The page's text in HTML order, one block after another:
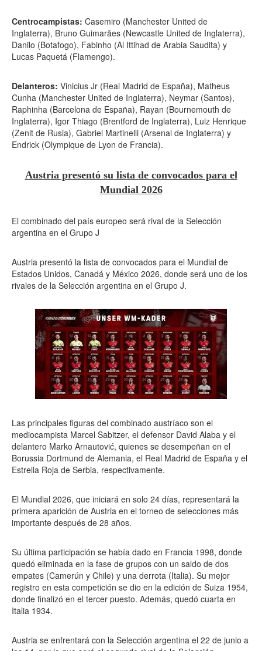
Centrocampistas: Casemiro (Manchester United de
Inglaterra), Bruno Guimarães (Newcastle United de Inglaterra),
Danilo (Botafogo), Fabinho (Al Ittihad de Arabia Saudita) y
Lucas Paquetá (Flamengo).
Delanteros: Vinicius Jr (Real Madrid de España), Matheus
Cunha (Manchester United de Inglaterra), Neymar (Santos),
Raphinha (Barcelona de España), Rayan (Bournemouth de
Inglaterra), Igor Thiago (Brentford de Inglaterra), Luiz Henrique
(Zenit de Rusia), Gabriel Martinelli (Arsenal de Inglaterra) y
Endrick (Olympique de Lyon de Francia).
Austria presentó su lista de convocados para el
Mundial 2026
El combinado del país europeo será rival de la Selección
argentina en el Grupo J
Austria presentó la lista de convocados para el Mundial de
Estados Unidos, Canadá y México 2026, donde será uno de los
rivales de la Selección argentina en el Grupo J.
Las principales figuras del combinado austríaco son el
mediocampista Marcel Sabitzer, el defensor David Alaba y el
delantero Marko Arnautović, quienes se desempeñan en el
Borussia Dortmund de Alemania, el Real Madrid de España y el
Estrella Roja de Serbia, respectivamente.
El Mundial 2026, que iniciará en solo 24 días, representará la
primera aparición de Austria en el torneo de selecciones más
importante después de 28 años.
Su última participación se había dado en Francia 1998, donde
quedó eliminada en la fase de grupos con un saldo de dos
empates (Camerún y Chile) y una derrota (Italia). Su mejor
registro en esta competición se dio en la edición de Suiza 1954,
donde finalizó en el tercer puesto. Además, quedó cuarta en
Italia 1934.
Austria se enfrentará con la Selección argentina el 22 de junio a